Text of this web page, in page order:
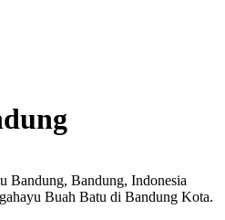
Bandung, Bandung, Indonesia
Buah Batu di Bandung Kota.